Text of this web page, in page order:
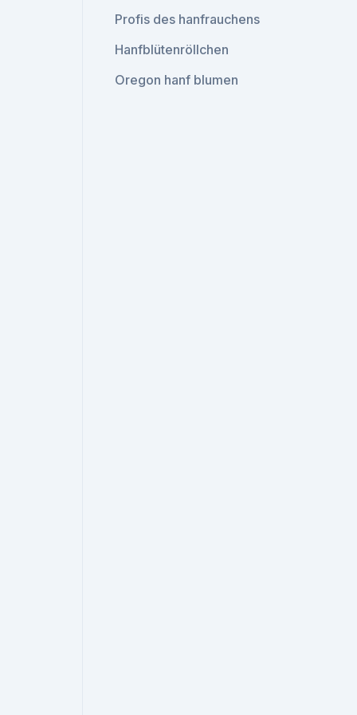
Profis des hanfrauchens
Hanfblütenröllchen
Oregon hanf blumen